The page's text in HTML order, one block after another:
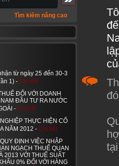
Tìm kiếm nâng cao
từ ngày 25 đến 30-3
1) - Chi tiết
ĐỐI VỚI DOANH
NAM ĐẦU TƯ RA NƯỚC
- Chi tiết
THỰC HIỆN CỔ
NĂM 2012 - Chi tiết
ĐỊNH VIỆC NHẬP
NGẠCH THUẾ QUAN
2013 VỚI THUẾ SUẤT
0% ĐỐI VỚI HÀNG